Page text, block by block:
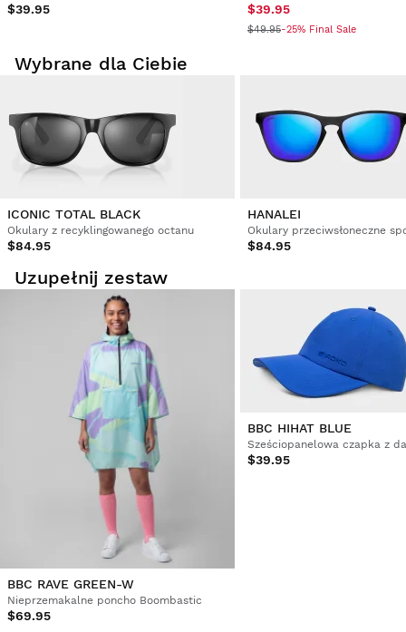
$39.95 $39.95
$49.95-25% Final Sale
Wybrane dla Ciebie
ICONIC TOTAL BLACK
Okulary z recyklingowanego octanu
$84.95
HANALEI
Okulary przeciwsłoneczne
$84.95
Uzupełnij zestaw
BBC RAVE GREEN-W
Nieprzemakalne poncho Boombastic
$69.95
BBC HIHAT BLUE
$39.95